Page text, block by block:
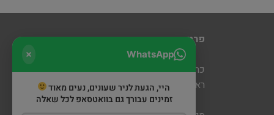
פרטי יצירת קשר
כרמיאל: מעלה כמון 5 קניון חוצות
ראש פינה: דרך הגליל 6 (מתחם שופינה)
WhatsApp
היי, הגעת לניר שעונים, נעים מאוד
זמינים עבורך גם בוואטסאפ לכל שאלה